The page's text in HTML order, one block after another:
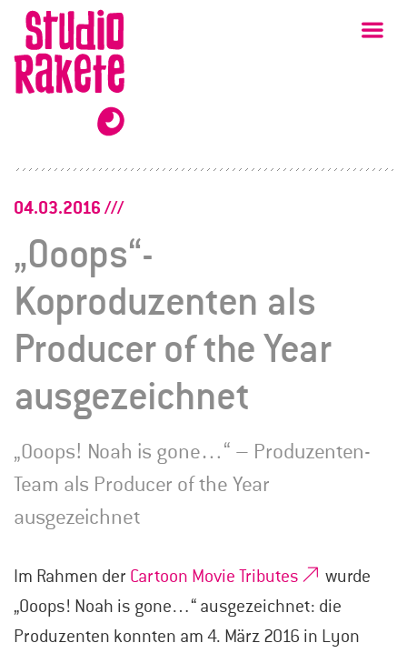
Zum
Inhalt
Studio
Rakete
04.03.2016
„Ooops“-
Koproduzenten als
Producer of the Year
ausgezeichnet
„Ooops! Noah is gone…“ – Produzenten-
Team als Producer of the Year
ausgezeichnet
Im Rahmen der Cartoon Movie Tributes
wurde
„Ooops! Noah is gone…“ ausgezeichnet: die
Produzenten konnten am 4. März 2016 in Lyon